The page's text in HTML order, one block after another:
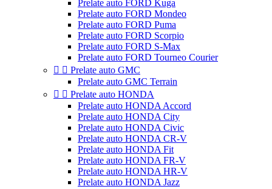
Prelate auto FORD Kuga
Prelate auto FORD Mondeo
Prelate auto FORD Puma
Prelate auto FORD Scorpio
Prelate auto FORD S-Max
Prelate auto FORD Tourneo Courier
  Prelate auto GMC
Prelate auto GMC Terrain
  Prelate auto HONDA
Prelate auto HONDA Accord
Prelate auto HONDA City
Prelate auto HONDA Civic
Prelate auto HONDA CR-V
Prelate auto HONDA Fit
Prelate auto HONDA FR-V
Prelate auto HONDA HR-V
Prelate auto HONDA Jazz